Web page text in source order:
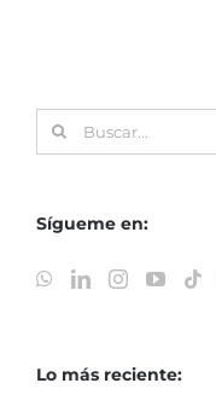
Buscar:
Sígueme en:
Lo más reciente: